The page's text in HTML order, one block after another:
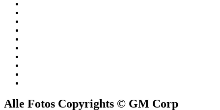
Alle Fotos Copyrights © GM Corp